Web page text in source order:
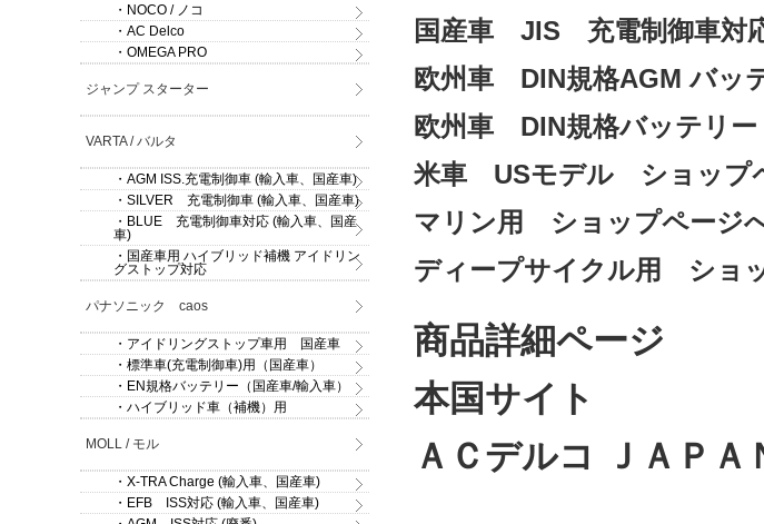
国産車 JIS 充電制御車対
欧州車 DIN規格AGM バッ
欧州車 DIN規格バッテリ
米車 USモデル ショップ
マリン用 ショップページ
ディープサイクル用 ショ
商品詳細ページ
本国サイト
ＡＣデルコ ＪＡＰＡ
・NOCO / ノコ
・AC Delco
・OMEGA PRO
ジャンプ スターター
VARTA / バルタ
・AGM ISS.充電制御車 (輸入車、国産車)
・SILVER 充電制御車 (輸入車、国産車)
・BLUE 充電制御車対応 (輸入車、国産
車)
・国産車用 ハイブリッド補機 アイドリン
グストップ対応
パナソニック caos
・アイドリングストップ車用 国産車
・標準車(充電制御車)用（国産車）
・EN規格バッテリー（国産車/輸入車）
・ハイブリッド車（補機）用
MOLL / モル
・X-TRA Charge (輸入車、国産車)
・EFB ISS対応 (輸入車、国産車)